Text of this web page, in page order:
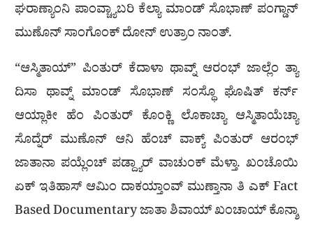
ಘರಾಣ್ಯಾಂನಿ ಪಾಂವ್ಚ್ಯಾಬರಿ ಕೆಲ್ಯಾ ಮಾಂಡ್ ಸೊಭಾಣ್ ಪಂಗ್ಡಾನ್
ಮುಣೊನ್ ಸಾಂಗೊಂಕ್ ದೋನ್ ಉತ್ರಾಂ ನಾಂತ್.
“ಆಸ್ಮಿತಾಯ್” ಪಿಂತುರ್ ಕೆದಾಳಾ ಥಾವ್ನ್ ಆರಂಭ್ ಜಾಲ್ಲೆಂ ತ್ಯಾ
ದಿಸಾ ಥಾವ್ನ್ ಮಾಂಡ್ ಸೊಭಾಣ್ ಸಂಸ್ಥೊ ಘೊಷಿತ್ ಕರ್ನ್
ಆಯ್ಲಾಕೀ ಹೆಂ ಪಿಂತುರ್ ಕೊಂಕ್ಣಿ ಲೊಕಾಚ್ಯಾ ಆಸ್ಮಿತಾಯೆಚ್ಯಾ
ಸೊದ್ನೆರ್ ಮುಣೊನ್ ಆನಿ ಹೆಂಚ್ ವಾಕ್ಯ್ ಪಿಂತುರ್ ಆರಂಭ್
ಜಾತಾನಾ ಪಯ್ಲೆಂಚ್ ಪಡ್ದ್ಯಾರ್ ವಾಚುಂಕ್ ಮೆಳ್ತಾ. ಖಂಚೊಯಿ
ಏಕ್ ಇತಿಹಾಸ್ ಆಮಿಂ ದಾಕಯ್ತಾಂವ್ ಮುಣ್ತಾನಾ ತಿ ಎಕ್ Fact
Based Documentary ಜಾತಾ ಶಿವಾಯ್ ಖಂಚಾಯ್ ಕೊನ್ಶಾ